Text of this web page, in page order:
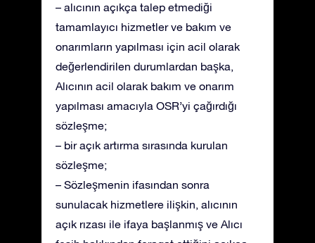
– alıcının açıkça talep etmediği
tamamlayıcı hizmetler ve bakım ve
onarımların yapılması için acil olarak
değerlendirilen durumlardan başka,
Alıcının acil olarak bakım ve onarım
yapılması amacıyla OSR’yi çağırdığı
sözleşme;
– bir açık artırma sırasında kurulan
sözleşme;
– Sözleşmenin ifasından sonra
sunulacak hizmetlere ilişkin, alıcının
açık rızası ile ifaya başlanmış ve Alıcı